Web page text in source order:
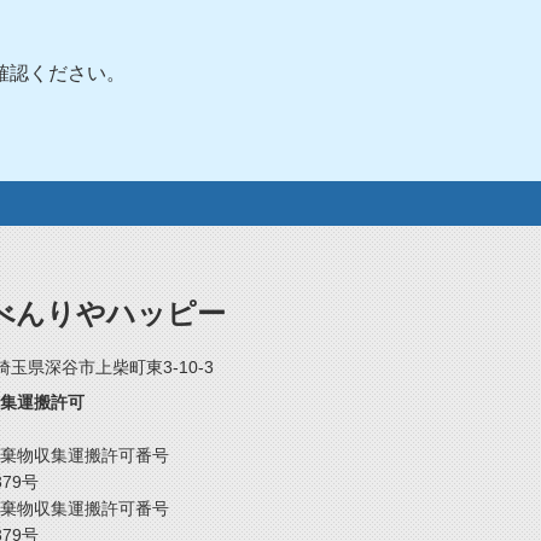
認ください。
んりやハッピー
玉県深谷市上柴町東3-10-3
運搬許可
物収集運搬許可番号
号
物収集運搬許可番号
号